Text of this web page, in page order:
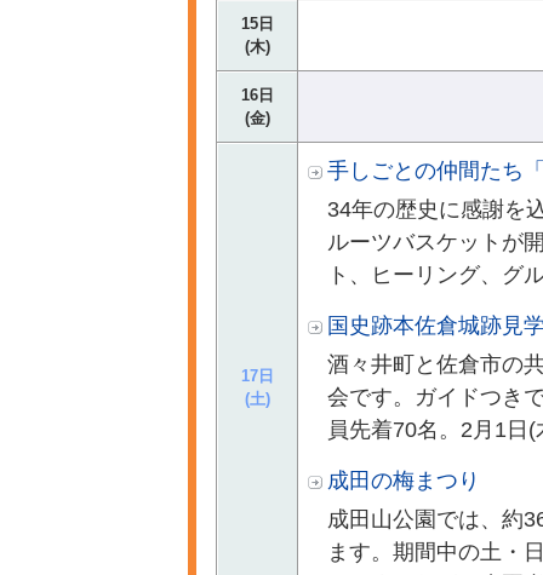
15日
(木)
16日
(金)
17日
(土)
手しごとの仲間たち
34年の歴史に感謝を
ルーツバスケットが
ト、ヒーリング、グ
国史跡本佐倉城跡見
酒々井町と佐倉市の
会です。ガイドつき
員先着70名。2月1日
成田の梅まつり
成田山公園では、約
ます。期間中の土・